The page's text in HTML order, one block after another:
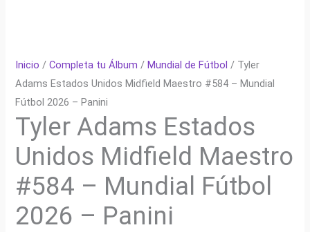
Inicio /Completa tu Álbum /Mundial de Fútbol / Tyler
Adams Estados Unidos Midfield Maestro #584 – Mundial
Fútbol 2026 – Panini
Tyler Adams Estados
Unidos Midfield Maestro
#584 – Mundial Fútbol
2026 – Panini